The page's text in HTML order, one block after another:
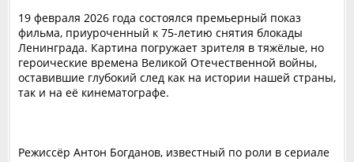
19 февраля 2026 года состоялся премьерный показ
фильма, приуроченный к 75-летию снятия блокады
Ленинграда. Картина погружает зрителя в тяжёлые, но
героические времена Великой Отечественной войны,
оставившие глубокий след как на истории нашей страны,
так и на её кинематографе.
Режиссёр Антон Богданов, известный по роли в сериале